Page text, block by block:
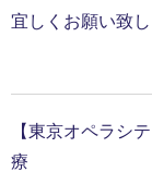
宜しくお願い致し
【東京オペラシ
療